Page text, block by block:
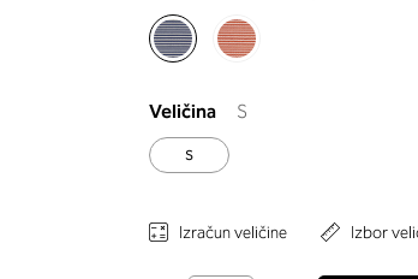
Veličina S
S
Izračun veličine Izbor